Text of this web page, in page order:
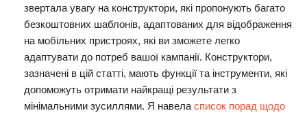
звертала увагу на конструктори, які пропонують багато
безкоштовних шаблонів, адаптованих для відображення
на мобільних пристроях, які ви зможете легко
адаптувати до потреб вашої кампанії. Конструктори,
зазначені в цій статті, мають функції та інструменти, які
допоможуть отримати найкращі результати з
мінімальними зусиллями. Я навеласписок порад щодо